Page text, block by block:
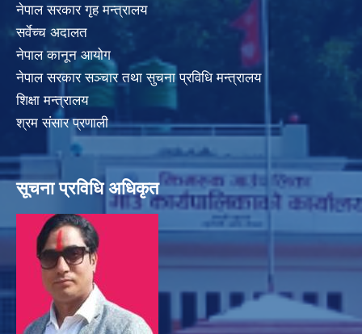
नेपाल सरकार गृह मन्त्रालय
सर्वेच्च अदालत
नेपाल कानून आयोग
नेपाल सरकार सञ्चार तथा सुचना प्रविधि मन्त्रालय
शिक्षा मन्त्रालय
श्रम संसार प्रणाली
सूचना प्रविधि अधिकृत